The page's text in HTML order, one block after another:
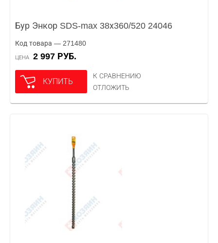
Бур Энкор SDS-max 38х360/520 24046
Код товара — 271480
ЦЕНА 2 997 РУБ.
КУПИТЬ
К СРАВНЕНИЮ
ОТЛОЖИТЬ